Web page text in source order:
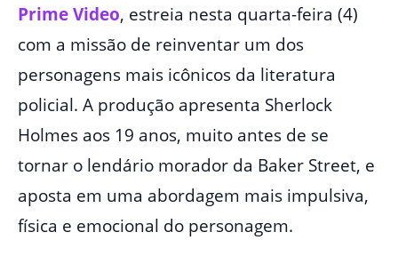
Prime Video, estreia nesta quarta-feira (4)
com a missão de reinventar um dos
personagens mais icônicos da literatura
policial. A produção apresenta Sherlock
Holmes aos 19 anos, muito antes de se
tornar o lendário morador da Baker Street, e
aposta em uma abordagem mais impulsiva,
física e emocional do personagem.